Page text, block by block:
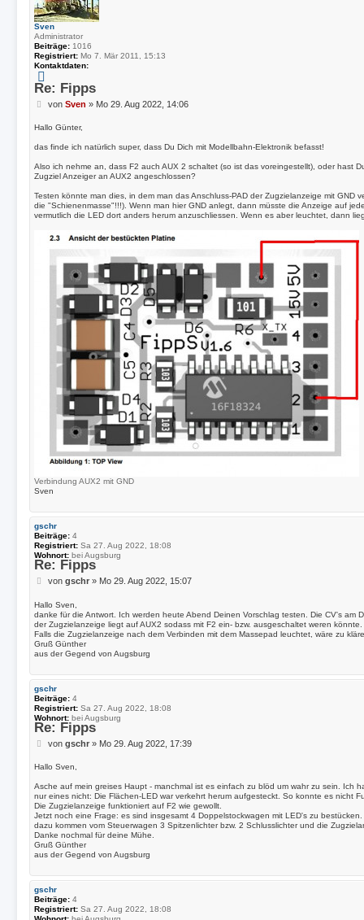
Sven
Administrator
Beiträge: 1016
Registriert: Mo 7. Mär 2011, 15:13
Kontaktdaten:
o
n
t
t
d
a
e
n
o
n
S
e
n
Re: Fipps
B
i
r
g
von Sven » Mo 29. Aug 2022, 14:06
Hallo Günter,
das finde ich natürlich super, dass Du Dich mit Modellbahn-Elektronik befasst!
Also ich nehme an, dass F2 auch AUX 2 schaltet (so ist das voreingestellt), oder hast
Zugziel Anzeiger an AUX2 angeschlossen?
Testen könnte man dies, in dem man das Anschluss-PAD der Zugzielanzeige mit GND
die "Schienenmasse"!!!). Wenn man hier GND anlegt, dann müsste die Anzeige auf
vermutlich die LED dort anders herum anzuschliessen. Wenn es aber leuchtet, dann
Verbindung AUX2 mit GND
Sven
gschr
Beiträge: 4
Registriert: Sa 27. Aug 2022, 18:08
Wohnort: bei Augsburg
Re: Fipps
B
i
t
r
a
g
von gschr» Mo 29. Aug 2022, 15:07
Hallo Sven,
danke für die Antwort. Ich werden heute Abend Deinen Vorschlag testen. Die CV's am
der Zugzielanzeige liegt auf AUX2 sodass mit F2 ein- bzw. ausgeschaltet weren könnte.
Falls die Zugzielanzeige nach dem Verbinden mit dem Massepad leuchtet, wäre zu
Gruß Günther
aus der Gegend von Augsburg
gschr
Beiträge: 4
Registriert: Sa 27. Aug 2022, 18:08
Wohnort: bei Augsburg
Re: Fipps
B
i
r
a
g
von gschr» Mo 29. Aug 2022, 17:39
Hallo Sven,
Asche auf mein greises Haupt - manchmal ist es einfach zu blöd um wahr zu sein. Ich
nur eines nicht: Die Flächen-LED war verkehrt herum aufgesteckt. So konnte es nicht
Die Zugzielanzeige funktioniert auf F2 wie gewollt.
Jetzt noch eine Frage: es sind insgesamt 4 Doppelstockwagen mit LED's zu
dazu kommen vom Steuerwagen 3 Spitzenlichter bzw. 2 Schlusslichter und die
Danke nochmal für deine Mühe.
Gruß Günther
aus der Gegend von Augsburg
gschr
Beiträge: 4
Registriert: Sa 27. Aug 2022, 18:08